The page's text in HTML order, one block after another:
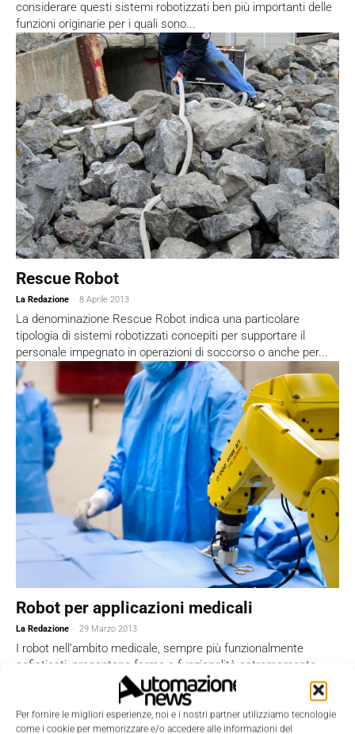
Per fornire le migliori esperienze, noi e i nostri partner utilizziamo tecnologie
come i cookie per memorizzare e/o accedere alle informazioni del
considerare questi sistemi robotizzati ben più importanti delle
funzioni originarie per i quali sono...
Rescue Robot
La Redazione - 8 Aprile 2013
La denominazione Rescue Robot indica una particolare
tipologia di sistemi robotizzati concepiti per supportare il
personale impegnato in operazioni di soccorso o anche per...
Robot per applicazioni medicali
La Redazione - 29 Marzo 2013
I robot nell’ambito medicale, sempre più funzionalmente
sofisticati, presentano forme e funzionalità estremamente
varie, si potrebbe dire tante quante sono le branche della